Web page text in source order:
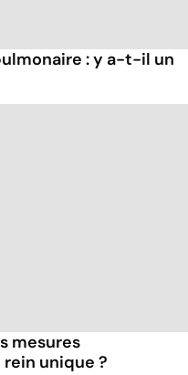
: y a-t-il un
mesures
unique ?